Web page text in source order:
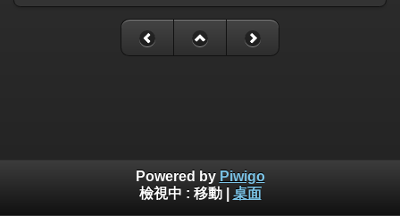
Powered by Piwigo
檢視中 : 移動| 桌面